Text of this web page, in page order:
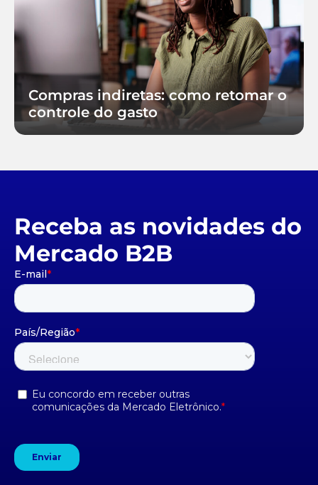
Compras indiretas: como retomar o
controle do gasto
Receba as novidades do
Mercado B2B